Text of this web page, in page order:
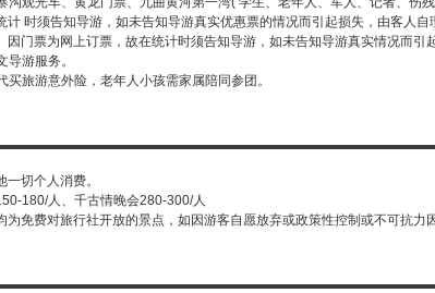
计 时须告知导游，如未告知导游真实优惠票的情况而引起损失，由客人
因门票为网上订票，故在统计时须告知导游，如未告知导游真实情况而引
游服务。
旅游意外险，老年人小孩需家属陪同参团。
切个人消费。
180/人、千古情晚会280-300/人
免费对旅行社开放的景点，如因游客自愿放弃或政策性控制或不可抗力